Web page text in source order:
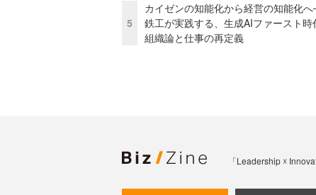
5
カイゼンの知能化から経営の知能化
鉄工が実践する、生成AIファースト時
組織論と仕事の再定義
「Leadership ☓